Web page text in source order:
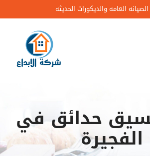
الصيانه العامه والديكورات الحديثه
حدائق في
الفجيرة